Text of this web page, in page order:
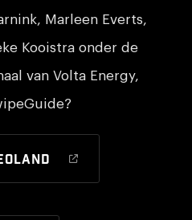
Marleen Everts,
Kooistra onder de
van Volta Energy,